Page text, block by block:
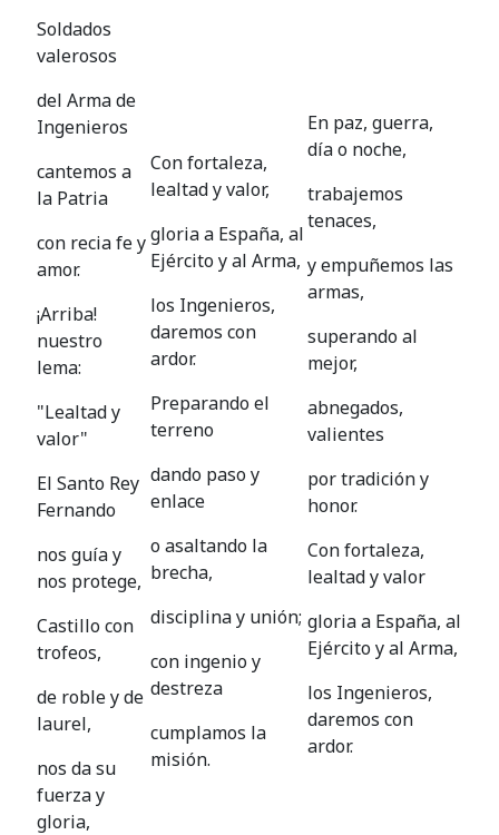
Soldados
valerosos
del Arma de
Ingenieros
cantemos a
la Patria
con recia fe y
amor.
¡Arriba!
nuestro
lema:
"Lealtad y
valor"
El Santo Rey
Fernando
nos guía y
nos protege,
Castillo con
trofeos,
de roble y de
laurel,
nos da su
fuerza y
gloria,
Con fortaleza,
lealtad y valor,
gloria a España, al
Ejército y al Arma,
los Ingenieros,
daremos con
ardor.
Preparando el
terreno
dando paso y
enlace
o asaltando la
brecha,
disciplina y unión;
con ingenio y
destreza
cumplamos la
misión.
En paz, guerra,
día o noche,
trabajemos
tenaces,
y empuñemos las
armas,
superando al
mejor,
abnegados,
valientes
por tradición y
honor.
Con fortaleza,
lealtad y valor
gloria a España, al
Ejército y al Arma,
los Ingenieros,
daremos con
ardor.